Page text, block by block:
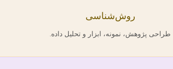
روش‌شناسی
طراحی پژوهش، نمونه، ابزار و تحلیل داده.